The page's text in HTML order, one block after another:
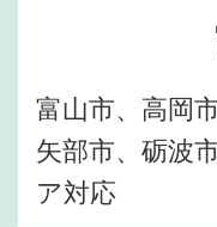
富山市、高岡
矢部市、砺波
ア対応